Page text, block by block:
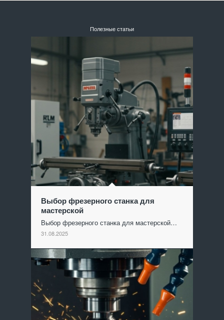
Полезные статьи
Выбор фрезерного станка для
мастерской
Выбор фрезерного станка для мастерской…
31.08.2025